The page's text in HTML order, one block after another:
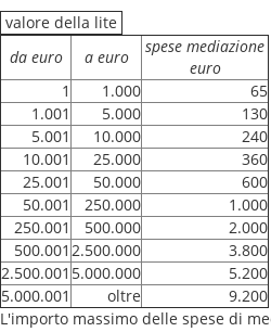
valore della lite
da euro
a euro
spese mediazione
euro
1
1.000
65
1.001
5.000
130
5.001
10.000
240
10.001
25.000
360
25.001
50.000
600
50.001
250.000
1.000
250.001
500.000
2.000
500.001 2.500.000
3.800
2.500.001 5.000.000
5.200
5.000.001
oltre
9.200
L'importo massimo delle spese di